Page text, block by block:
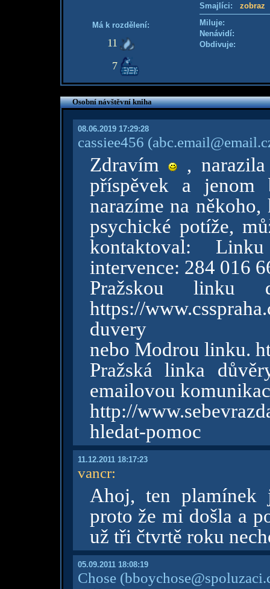
Má k rozdělení:
11
7
Smajlíci: zobraz
Miluje:
Nenávidí:
Obdivuje:
Osobní návštěvní kniha
08.06.2019 17:29:28
cassiee456
Zdravím
,
příspěvek a
narazíme na
psychické potíže,
kontaktoval:
intervence: 284 016
Pražskou linku
https://
duvery
nebo Modrou linku.
Pražská linka
emailovou
http://
hledat-pomoc
11.12.2011 18:17:23
vancr:
Ahoj, ten plamínek
proto že mi došla a
už tři čtvrtě roku
05.09.2011 18:08:19
Chose